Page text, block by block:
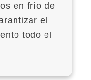
en frío de
el
todo el